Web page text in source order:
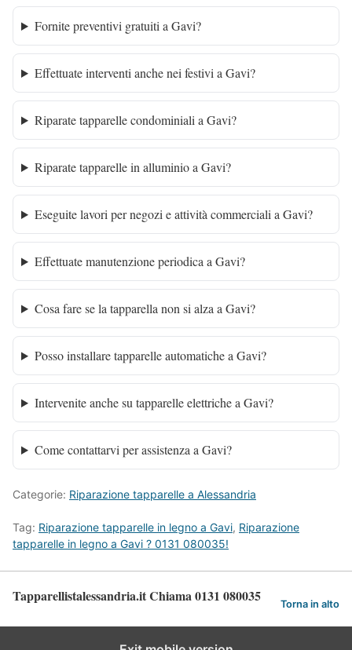
Fornite preventivi gratuiti a Gavi?
Effettuate interventi anche nei festivi a Gavi?
Riparate tapparelle condominiali a Gavi?
Riparate tapparelle in alluminio a Gavi?
Eseguite lavori per negozi e attività commerciali a Gavi?
Effettuate manutenzione periodica a Gavi?
Cosa fare se la tapparella non si alza a Gavi?
Posso installare tapparelle automatiche a Gavi?
Intervenite anche su tapparelle elettriche a Gavi?
Come contattarvi per assistenza a Gavi?
Categorie: Riparazione tapparelle a Alessandria
Tag: Riparazione tapparelle in legno a Gavi, Riparazione
tapparelle in legno a Gavi ? 0131 080035!
Tapparellistalessandria.it Chiama 0131 080035 Torna in alto